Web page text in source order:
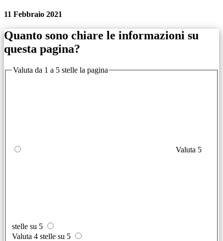
11 Febbraio 2021
Quanto sono chiare le informazioni su
questa pagina?
Valuta da 1 a 5 stelle la pagina
Valuta 5
stelle su 5
Valuta 4 stelle su 5